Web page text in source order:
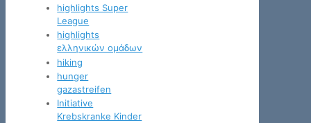
highlights Super
League
highlights
ελληνικών ομάδων
hiking
hunger
gazastreifen
Initiative
Krebskranke Kinder